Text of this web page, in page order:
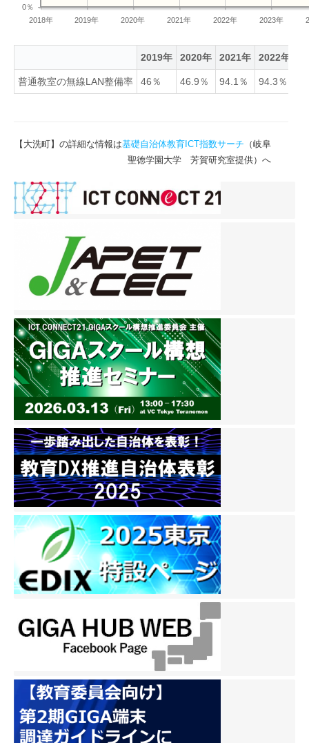
2018年 2019年 2020年 2021年 2022年 2023年
0％
2019年 2020年 2021年 2022年
普通教室の無線LAN整備率 46％ 46.9％ 94.1％ 94.3％
【大洗町】の詳細な情報は基礎自治体教育ICT指数サーチ （岐阜
聖徳学園大学 芳賀研究室提供）へ